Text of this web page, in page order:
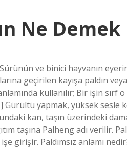
Ne Demek
ve binici hayvanın
geçirilen kayışa paldın
kullanılır; Bir işin sırf
Gürültü yapmak, yüksek sesle
kan, taşın üzerindeki
taşına Palheng adı verilir.
girişir. Paldımsız anlamı